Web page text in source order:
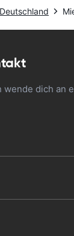
dich an